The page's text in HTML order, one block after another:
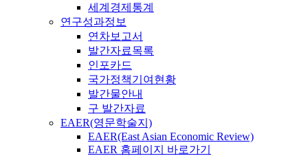
세계경제통계
연구성과정보
연차보고서
발간자료목록
인포카드
국가정책기여현황
발간물안내
구 발간자료
EAER(영문학술지)
EAER(East Asian Economic Review)
EAER 홈페이지 바로가기